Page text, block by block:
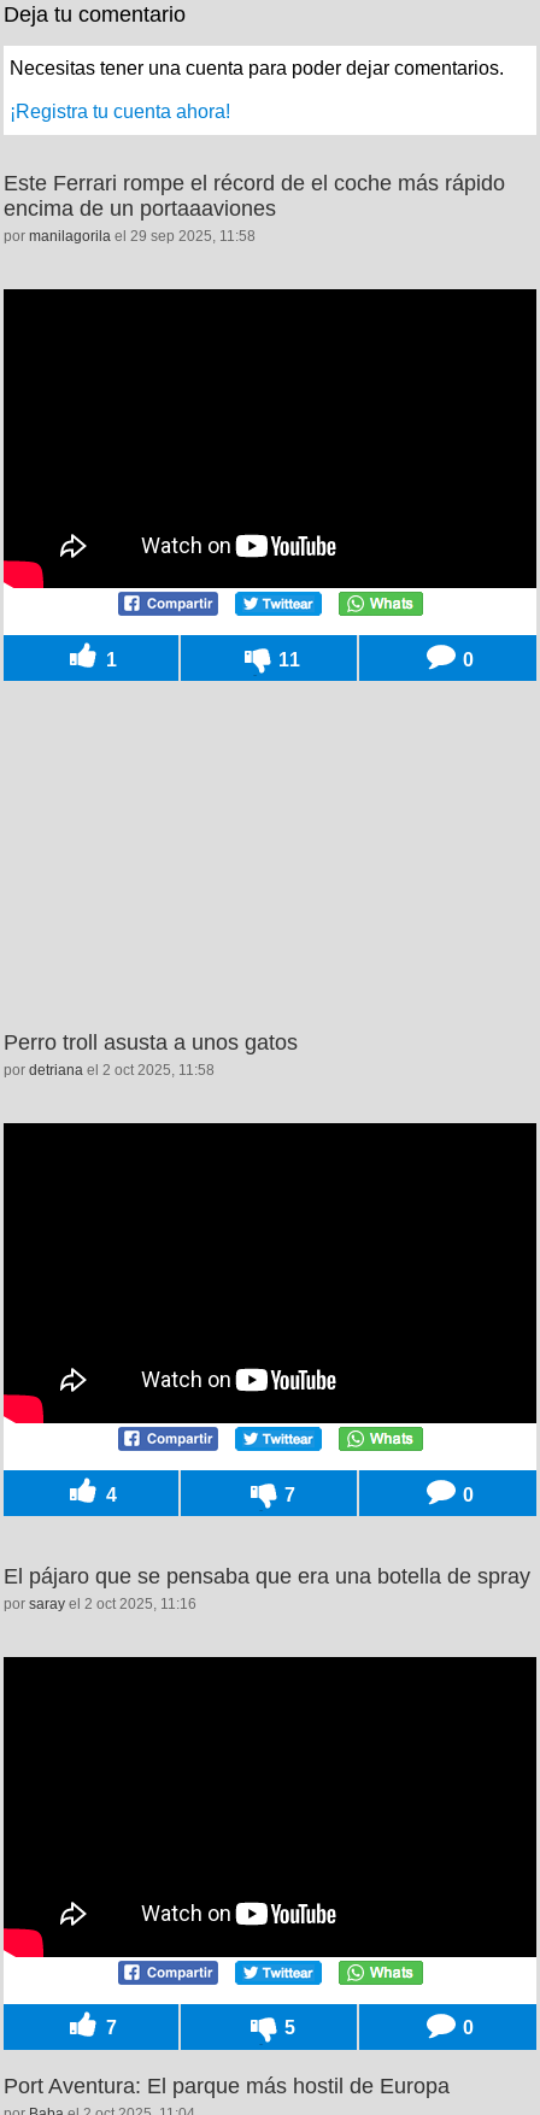
Deja tu comentario
Necesitas tener una cuenta para poder dejar comentarios.
¡Registra tu cuenta ahora!
Este Ferrari rompe el récord de el coche más rápido
encima de un portaaaviones
por manilagorila el 29 sep 2025, 11:58
1 11 0
Perro troll asusta a unos gatos
por detriana el 2 oct 2025, 11:58
4 7 0
El pájaro que se pensaba que era una botella de spray
por saray el 2 oct 2025, 11:16
7 5 0
Port Aventura: El parque más hostil de Europa